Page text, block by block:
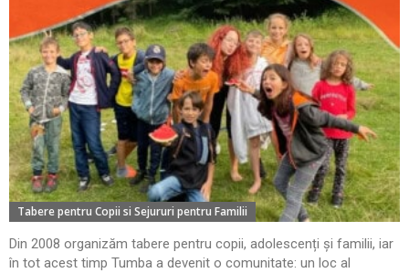
Tabere pentru Copii si Sejururi pentru Familii
Din 2008 organizăm tabere pentru copii, adolescenți și familii, iar
în tot acest timp Tumba a devenit o comunitate: un loc al